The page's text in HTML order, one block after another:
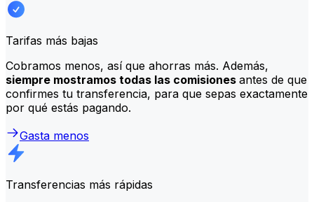
Tarifas más bajas
Cobramos menos, así que ahorras más. Además,
siempre mostramos todas las comisiones antes de que
confirmes tu transferencia, para que sepas exactamente
por qué estás pagando.
Gasta menos
Transferencias más rápidas